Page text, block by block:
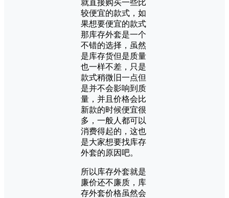
就直接购买一些比
较便宜的款式，如
果想要便宜的款式
那库存外套是一个
不错的选择，虽然
是库存货但是质量
也一样不差，只是
款式稍微旧一点但
是并不会影响到质
量，并且价格会比
新款的时候便宜很
多，一般人都可以
消费得起的，这也
是大家想要找库存
外套的原因吧。
所以库存外套就是
廉价还不廉质，库
存外套价格虽然会